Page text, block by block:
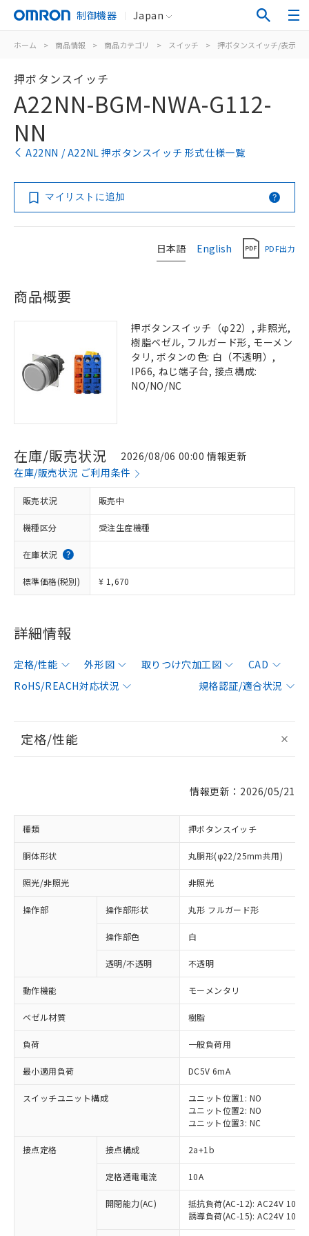
制御機器 Japan
ホーム > 商品情報 > 商品カテゴリ > スイッチ > 押ボタンスイッチ/表示灯
押ボタンスイッチ
A22NN-BGM-NWA-G112-
NN
A22NN / A22NL 押ボタンスイッチ 形式仕様一覧
マイリストに追加
日本語 English PDF出力
商品概要
押ボタンスイッチ（φ22）, 非照光,
樹脂ベゼル, フルガード形, モーメン
タリ, ボタンの色: 白（不透明）,
IP66, ねじ端子台, 接点構成:
NO/NO/NC
在庫/販売状況
2026/08/06 00:00 情報更新
在庫/販売状況 ご利用条件
販売状況 販売中
機種区分 受注生産機種
在庫状況
標準価格(税別) ¥ 1,670
詳細情報
定格/性能 外形図 取りつけ穴加工図
CAD
RoHS/REACH対応状況
規格認証/適合状況
定格/性能
情報更新：2026/05/21
種類 押ボタンスイッチ
胴体形状 丸胴形(φ22/25mm共用)
照光/非照光 非照光
操作部 操作部形状 丸形 フルガード形
操作部色 白
透明/不透明 不透明
動作機能 モーメンタリ
ベゼル材質 樹脂
負荷 一般負荷用
最小適用負荷 DC5V 6mA
スイッチユニット構成
ユニット位置1: NO
ユニット位置2: NO
ユニット位置3: NC
接点定格 接点構成 2a+1b
定格通電電流 10A
開閉能力(AC)
抵抗負荷(AC-12): AC24V 10A/
誘導負荷(AC-15): AC24V
※1 対応状況
対応済み：EU RoHS指令（10物質）の
非含有に対応した製品が提供可能な商品で
対応予定：EU RoHS指令（10物質）の非含